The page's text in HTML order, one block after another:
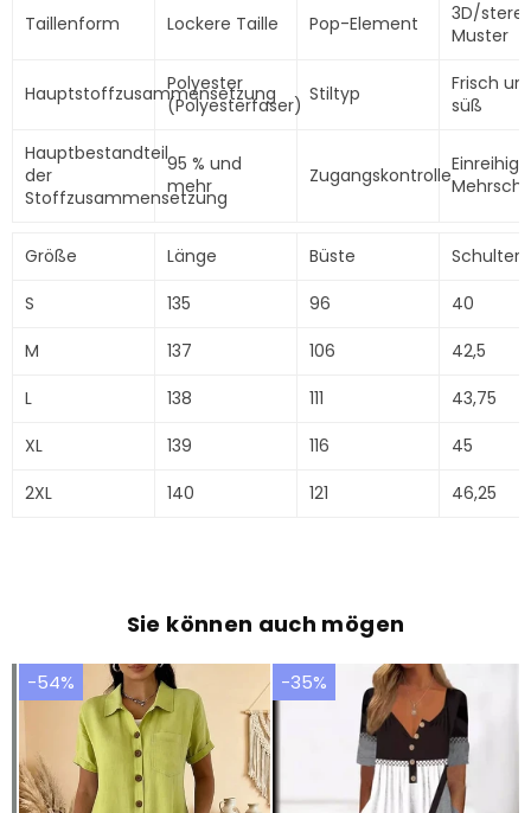
Taillenform Lockere Taille Pop-Element
3D/
Muster
Hauptstoffzusammensetzung
Polyester
(Polyesterfaser) Stiltyp
Frisch
süß
Hauptbestandteil
der
Stoffzusammensetzung
95 % und
mehr
Zugangskontrolle
Größe Länge Büste
S
135 96
40
M
137 106
42,5
L
138 111
43,75
XL
139 116
45
2XL
140 121 46,25
Sie können auch mögen
-54% -35%